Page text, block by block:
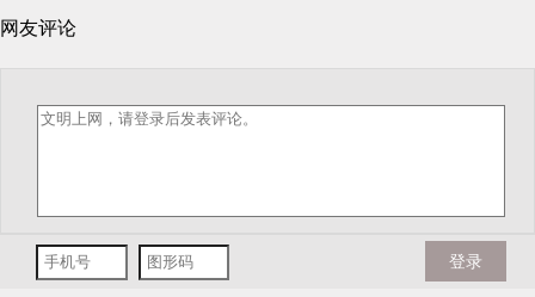
网友评论
登录